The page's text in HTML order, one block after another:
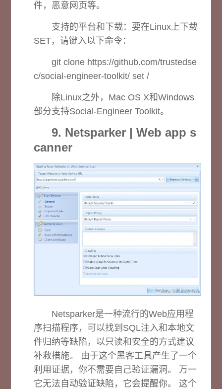
件，恶意网页等。
支持的平台和下载： 要在Linux上下载
SET，请键入以下命令：
git clone https://github.com/trustedse
c/social-engineer-toolkit/ set /
除Linux之外，Mac OS X和Windows
部分支持Social-Engineer Toolkit。
9. Netsparker | Web app s
canner
Netsparker是一种流行的Web应用程
序扫描程序，可以找到SQL注入和本地文
件归纳等缺陷，以只读和安全的方式建议
补救措施。 由于这个黑客工具产生了一个
利用证据，你不需要自己验证漏洞。 万一
它无法自动验证缺陷，它会提醒你。 这个